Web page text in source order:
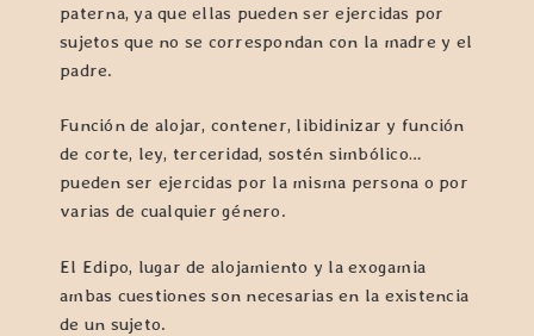
paterna, ya que ellas pueden ser ejercidas por
sujetos que no se correspondan con la madre y el
padre.
Función de alojar, contener, libidinizar y función
de corte, ley, terceridad, sostén simbólico…
pueden ser ejercidas por la misma persona o por
varias de cualquier género.
El Edipo, lugar de alojamiento y la exogamia
ambas cuestiones son necesarias en la existencia
de un sujeto.